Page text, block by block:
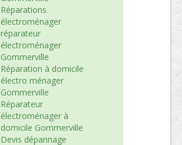
Réparations
électroménager
réparateur
électroménager
Gommerville
Réparation à domicile
électro ménager
Gommerville
Réparateur
électroménager à
domicile Gommerville
Devis dépannage